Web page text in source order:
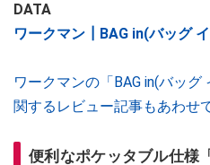
DATA
ワークマン┃BAG in(バッグ
ワークマンの「BAG in(バッ
関するレビュー記事もあわせ
便利なポケッタブル仕様